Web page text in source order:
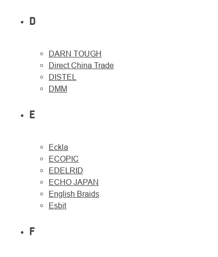
D
DARN TOUGH
Direct China Trade
DISTEL
DMM
E
Eckla
ECOPIC
EDELRID
ECHO JAPAN
English Braids
Esbit
F